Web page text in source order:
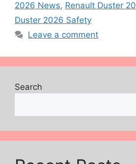
2026 News, Renault Duster
Duster 2026 Safety
Leave a comment
Search